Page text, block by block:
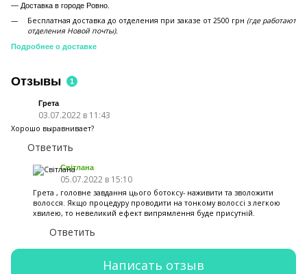
— Доставка в городе Ровно.
Бесплатная доставка до отделения при заказе от 2500 грн (где работают
отделения Новой почты).
Подробнее о доставке
Отзывы 1
Грета
03.07.2022 в 11:43
Хорошо выравнивает?
Ответить
Світлана
05.07.2022 в 15:10
Грета , головне завдання цього ботоксу- наживити та зволожити
волосся. Якщо процедуру проводити на тонкому волоссі з легкою
хвилею, то невеликий ефект випрямлення буде присутній.
Ответить
Написать отзыв